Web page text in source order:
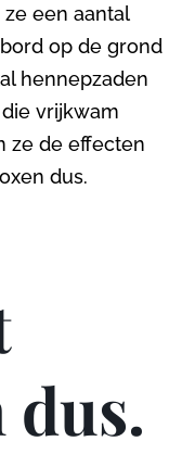
een aantal
op de grond
hennepzaden
vrijkwam
ze de effecten
dus.